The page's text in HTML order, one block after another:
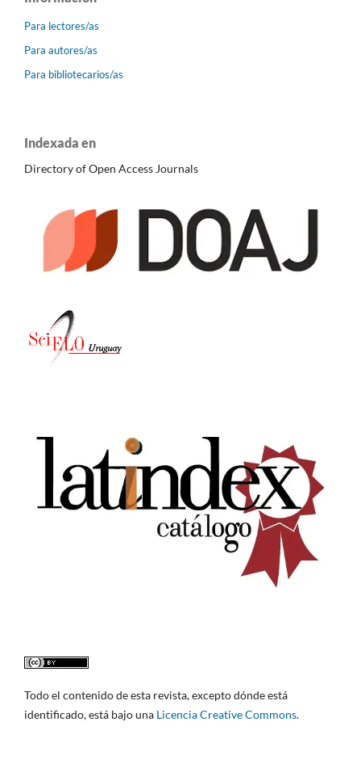
Para lectores/as
Para autores/as
Para bibliotecarios/as
Indexada en
Directory of Open Access Journals
Todo el contenido de esta revista, excepto dónde está
identificado, está bajo una Licencia Creative Commons.